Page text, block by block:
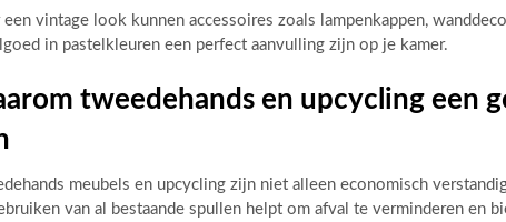
een vintage look kunnen accessoires zoals lampenkappen,
in pastelkleuren een perfect aanvulling zijn op je kamer.
tweedehands en upcycling een
meubels en upcycling zijn niet alleen economisch
van al bestaande spullen helpt om afval te verminderen en